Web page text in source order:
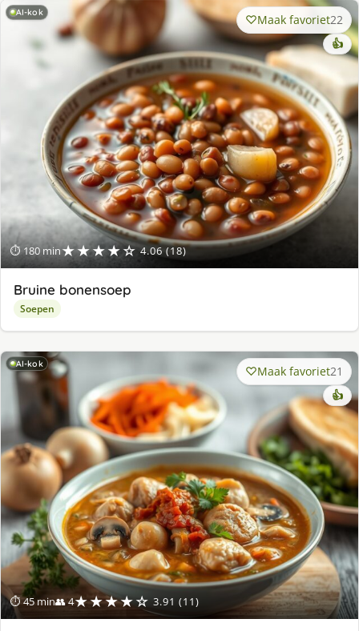
AI-kok
⏱ 180 min★★★★☆ 4.06 (18)
Maak favoriet22
👍
Bruine bonensoep
Soepen
AI-kok
⏱ 45 min👥 4★★★★☆ 3.91 (11)
Maak favoriet21
👍